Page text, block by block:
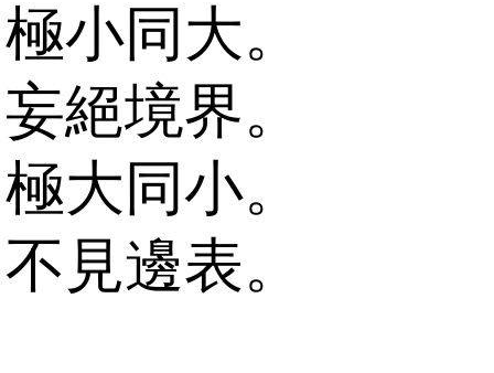
極小同大。
妄絕境界。
極大同小。
不見邊表。